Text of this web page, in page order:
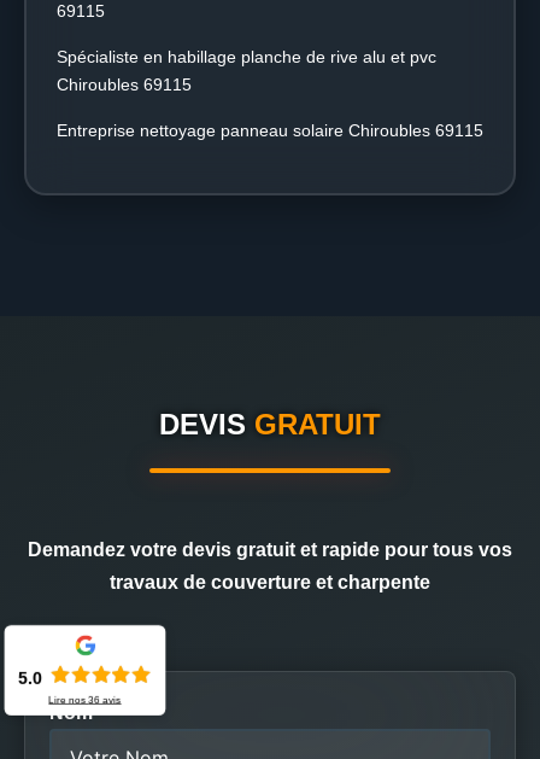
69115
Spécialiste en habillage planche de rive alu et pvc
Chiroubles 69115
Entreprise nettoyage panneau solaire Chiroubles 69115
DEVIS GRATUIT
Demandez votre devis gratuit et rapide pour tous vos
travaux de couverture et charpente
Nom
5.0
Lire nos36 avis